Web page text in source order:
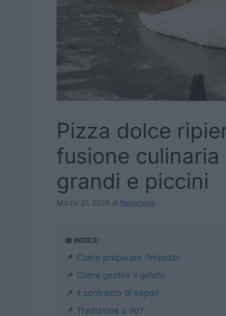
Pizza dolce
fusione
grandi e piccini
Marzo 31, 2025 di Redazione
📖 INDICE:
📌 Come preparare l’impasto
📌 Come gestire il gelato
📌 Il contrasto di sapori
📌 Tradizione o no?